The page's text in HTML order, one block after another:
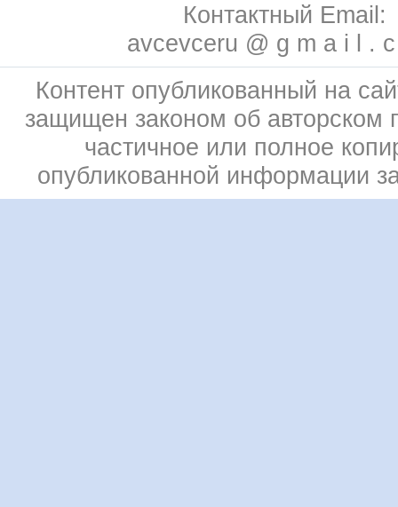
Контактный Email:
avcevceru @ g m a i l .
Контент опубликованный на
защищен законом об авторском
частичное или полное
опубликованной информации